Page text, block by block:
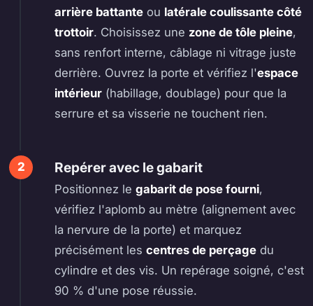
arrière battante ou latérale coulissante côté
trottoir. Choisissez une zone de tôle pleine,
sans renfort interne, câblage ni vitrage juste
derrière. Ouvrez la porte et vérifiez l'espace
intérieur (habillage, doublage) pour que la
serrure et sa visserie ne touchent rien.
Repérer avec le gabarit
Positionnez le gabarit de pose fourni,
vérifiez l'aplomb au mètre (alignement avec
la nervure de la porte) et marquez
précisément les centres de perçage du
cylindre et des vis. Un repérage soigné, c'est
90 % d'une pose réussie.